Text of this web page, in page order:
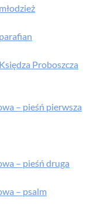
Proboszcza
– pieśń pierwsza
– pieśń druga
– psalm